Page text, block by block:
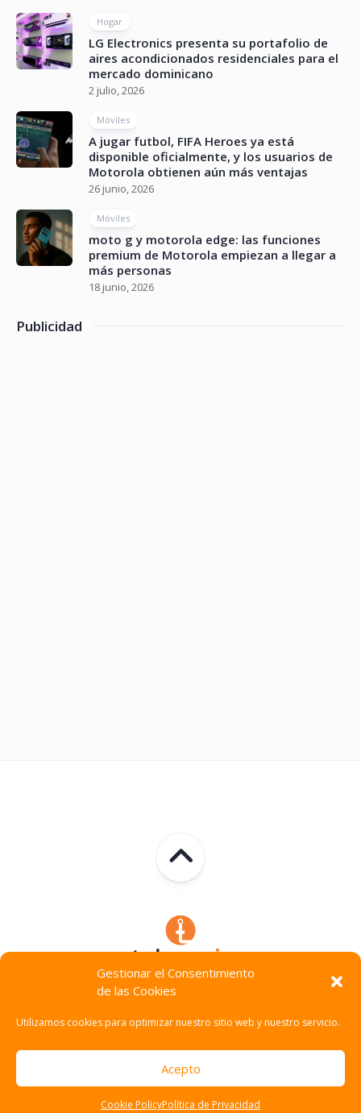
Gestionar el Consentimiento
de las Cookies
Utilizamos cookies para optimizar nuestro sitio web y nuestro servicio.
Acepto
Cookie PolicyPolítica de Privacidad
Hogar
LG Electronics presenta su portafolio de
aires acondicionados residenciales para el
mercado dominicano
2 julio, 2026
Móviles
A jugar futbol, FIFA Heroes ya está
disponible oficialmente, y los usuarios de
Motorola obtienen aún más ventajas
26 junio, 2026
Móviles
moto g y motorola edge: las funciones
premium de Motorola empiezan a llegar a
más personas
18 junio, 2026
Publicidad
Technocracia © 2026. Todos Los Derechos Reservados.